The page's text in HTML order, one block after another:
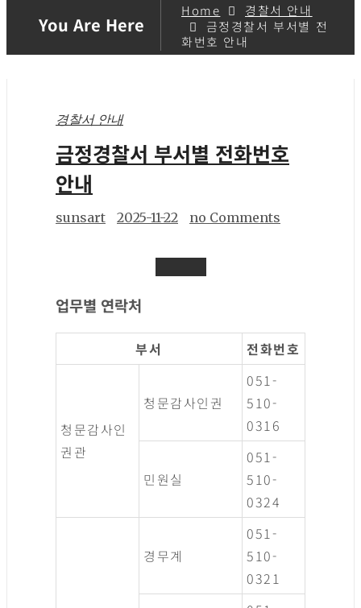
You Are Here
Home
경찰서 안내
금정경찰서 부서별 전
화번호 안내
경찰서 안내
금정경찰서 부서별 전화번호
안내
sunsart 2025-11-22 no Comments
업무별 연락처
부서 전화번호
청문감사인
권관
청문감사인권
051-
510-
0316
민원실
051-
510-
0324
경무계
051-
510-
0321